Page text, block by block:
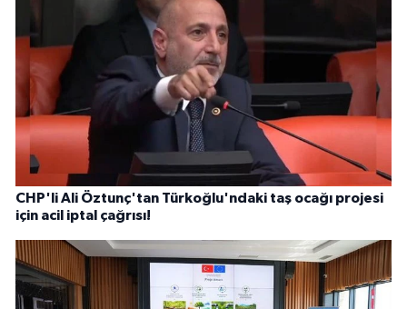
CHP'li Ali Öztunç'tan Türkoğlu'ndaki taş ocağı projesi
için acil iptal çağrısı!